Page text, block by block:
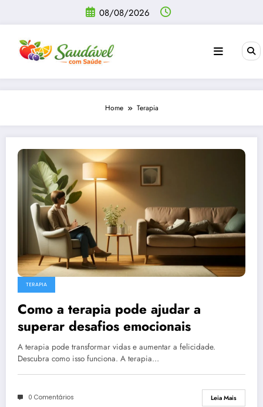
o
conteúdo
08/08/2026
Home Terapia
TERAPIA
Como a terapia pode ajudar a
superar desafios emocionais
A terapia pode transformar vidas e aumentar a felicidade.
Descubra como isso funciona. A terapia…
0 Comentários Leia Mais